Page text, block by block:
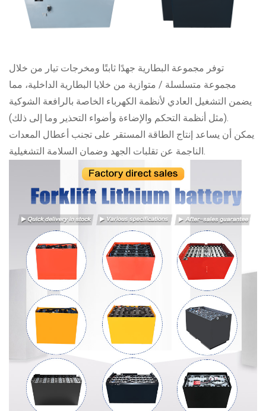
توفر مجموعة البطارية جهدًا ثابتًا ومخرجات تيار من خلال
مجموعة متسلسلة / متوازية من خلايا البطارية الداخلية، مما
يضمن التشغيل العادي لأنظمة الكهرباء الخاصة بالرافعة الشوكية
(مثل أنظمة التحكم والإضاءة وأضواء التحذير وما إلى ذلك).
يمكن أن يساعد إنتاج الطاقة المستقر على تجنب أعطال المعدات
الناجمة عن تقلبات الجهد وضمان السلامة التشغيلية.